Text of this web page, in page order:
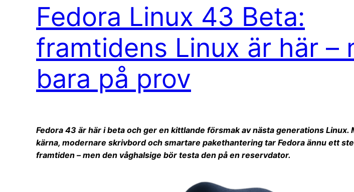
Fedora Linux 43 Beta:
framtidens Linux är här –
bara på prov
Fedora 43 är här i beta och ger en kittlande försmak av nästa generations Linux.
kärna, modernare skrivbord och smartare pakethantering tar Fedora ännu ett
framtiden – men den våghalsige bör testa den på en reservdator.